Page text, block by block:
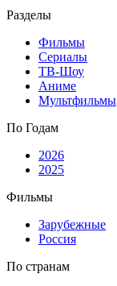
Разделы
Фильмы
Сериалы
ТВ-Шоу
Аниме
Мультфильмы
По Годам
2026
2025
Фильмы
Зарубежные
Россия
По странам